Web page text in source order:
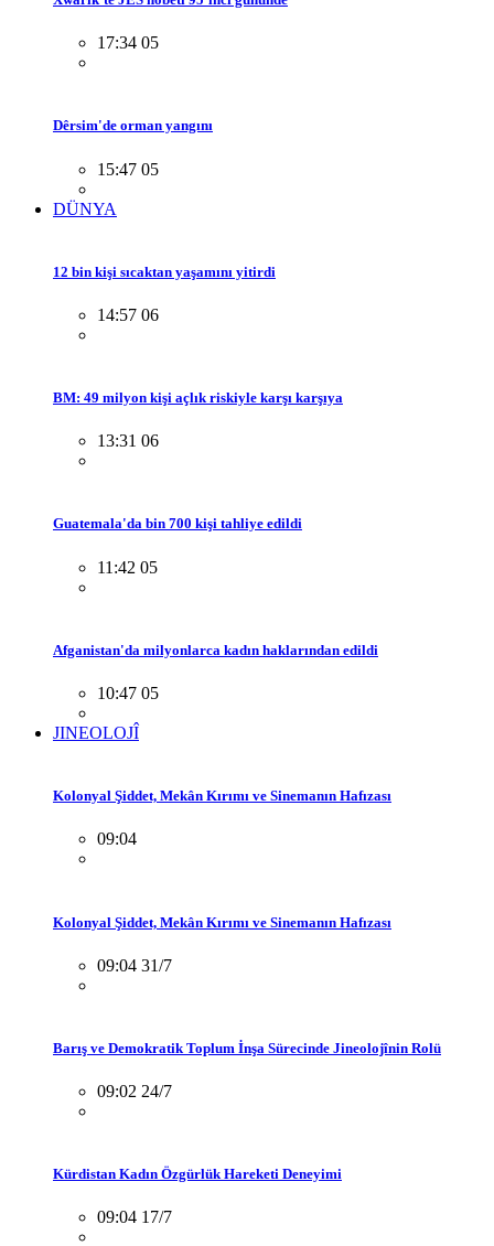
17:34 05
Dêrsim'de orman yangını
15:47 05
DÜNYA
12 bin kişi sıcaktan yaşamını yitirdi
14:57 06
BM: 49 milyon kişi açlık riskiyle karşı karşıya
13:31 06
Guatemala'da bin 700 kişi tahliye edildi
11:42 05
Afganistan'da milyonlarca kadın haklarından edildi
10:47 05
JINEOLOJÎ
Kolonyal Şiddet, Mekân Kırımı ve Sinemanın Hafızası
09:04
Kolonyal Şiddet, Mekân Kırımı ve Sinemanın Hafızası
09:04 31/7
Barış ve Demokratik Toplum İnşa Sürecinde Jineolojînin Rolü
09:02 24/7
Kürdistan Kadın Özgürlük Hareketi Deneyimi
09:04 17/7